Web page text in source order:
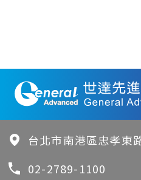
台北市南港區忠孝東
02-2789-1100